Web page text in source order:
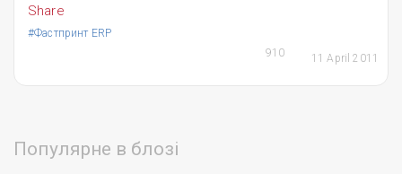
Share
#Фастпринт ERP
11 April 2011
910
Популярне в блозі